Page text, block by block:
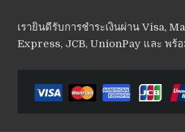
เรายินดีรับการชำระเงินผ่าน Visa,
Express, JCB, UnionPay และ พร้อ